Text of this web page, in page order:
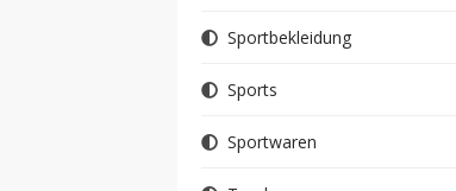
Sportbekleidung
Sports
Sportwaren